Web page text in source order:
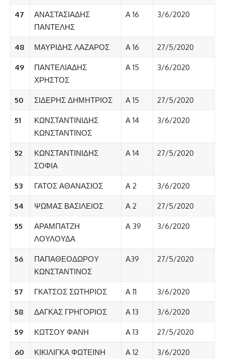
47
ΑΝΑΣΤΑΣΙΑΔΗΣ
ΠΑΝΤΕΛΗΣ
A 16 3/6/2020
48 ΜΑΥΡΙΔΗΣ ΛΑΖΑΡΟΣ A 16 27/5/2020
49
ΠΑΝΤΕΛΙΑΔΗΣ
ΧΡΗΣΤΟΣ
A 15 3/6/2020
50 ΣΙΔΕΡΗΣ ΔΗΜΗΤΡΙΟΣ A 15 27/5/2020
51
ΚΩΝΣΤΑΝΤΙΝΙΔΗΣ
ΚΩΝΣΤΑΝΤΙΝΟΣ
A 14 3/6/2020
52
ΚΩΝΣΤΑΝΤΙΝΙΔΗΣ
ΣΟΦΙΑ
A 14 27/5/2020
53 ΓΑΤΟΣ ΑΘΑΝΑΣΙΟΣ A 2 3/6/2020
54 ΨΩΜΑΣ ΒΑΣΙΛΕΙΟΣ A 2 27/5/2020
55
ΑΡΑΜΠΑΤΖΗ
ΛΟΥΛΟΥΔΑ
A 39 3/6/2020
56
ΠΑΠΑΘΕΟΔΩΡΟΥ
ΚΩΝΣΤΑΝΤΙΝΟΣ
Α39 27/5/2020
57 ΓΚΑΤΣΟΣ ΣΩΤΗΡΙΟΣ A 11 3/6/2020
58 ΔΑΓΚΑΣ ΓΡΗΓΟΡΙΟΣ A 13 3/6/2020
59 ΚΩΤΣΟΥ ΦΑΝΗ A 13 27/5/2020
60 ΚΙΚΙΛΙΓΚΑ ΦΩΤΕΙΝΗ A 12 3/6/2020